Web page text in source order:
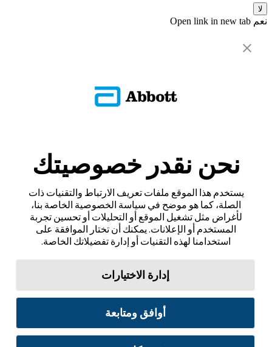
لا
نعم Open link in new tab
نحن نقدر خصوصيتك
يستخدم هذا الموقع ملفات تعريف الارتباط والتقنيات ذات
الصلة، كما هو موضح في سياسة الخصوصية الخاصة بنا،
لأغراض مثل تشغيل الموقع أو التحليلات أو تحسين تجربة
المستخدم أو الإعلانات. يمكنك أن تختار الموافقة على
استخدامنا لهذه التقنيات أو إدارة تفضيلاتك الخاصة.
إدارة الاختيارات
أوافق ومتابعة